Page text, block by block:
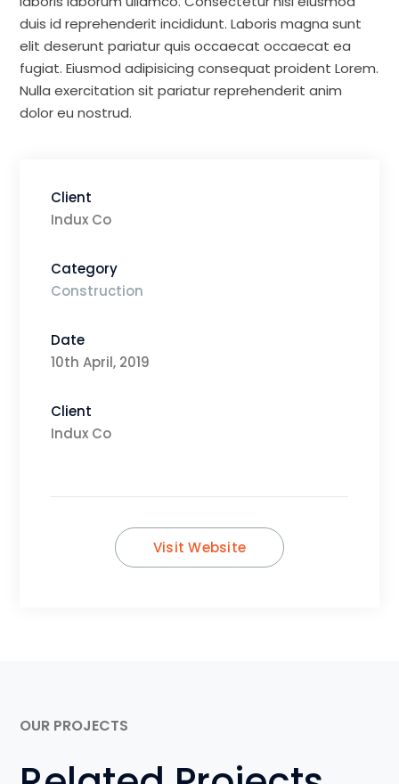
duis id reprehenderit incididunt. Laboris magna sunt
elit deserunt pariatur quis occaecat occaecat ea
fugiat. Eiusmod adipisicing consequat proident Lorem.
Nulla exercitation sit pariatur reprehenderit anim
dolor eu nostrud.
Client
Indux Co
Category
Construction
Date
10th April, 2019
Client
Indux Co
Visit Website
OUR PROJECTS